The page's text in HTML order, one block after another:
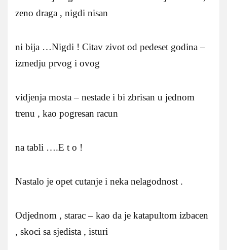
zeno draga , nigdi nisan
ni bija …Nigdi ! Citav zivot od pedeset godina –
izmedju prvog i ovog
vidjenja mosta – nestade i bi zbrisan u jednom
trenu , kao pogresan racun
na tabli ….E t o !
Nastalo je opet cutanje i neka nelagodnost .
Odjednom , starac – kao da je katapultom izbacen
, skoci sa sjedista , isturi